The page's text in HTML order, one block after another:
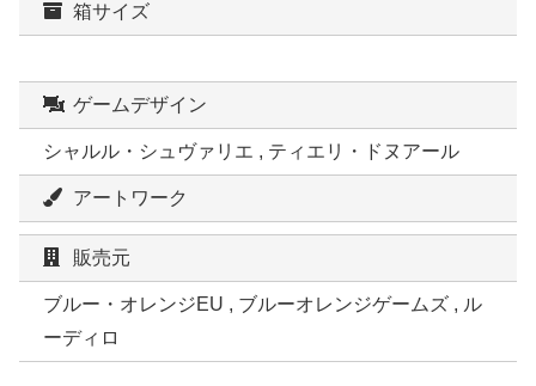
箱サイズ
ゲームデザイン
シャルル・シュヴァリエ , ティエリ・ドヌアール
アートワーク
販売元
ブルー・オレンジEU , ブルーオレンジゲームズ , ル
ーディロ